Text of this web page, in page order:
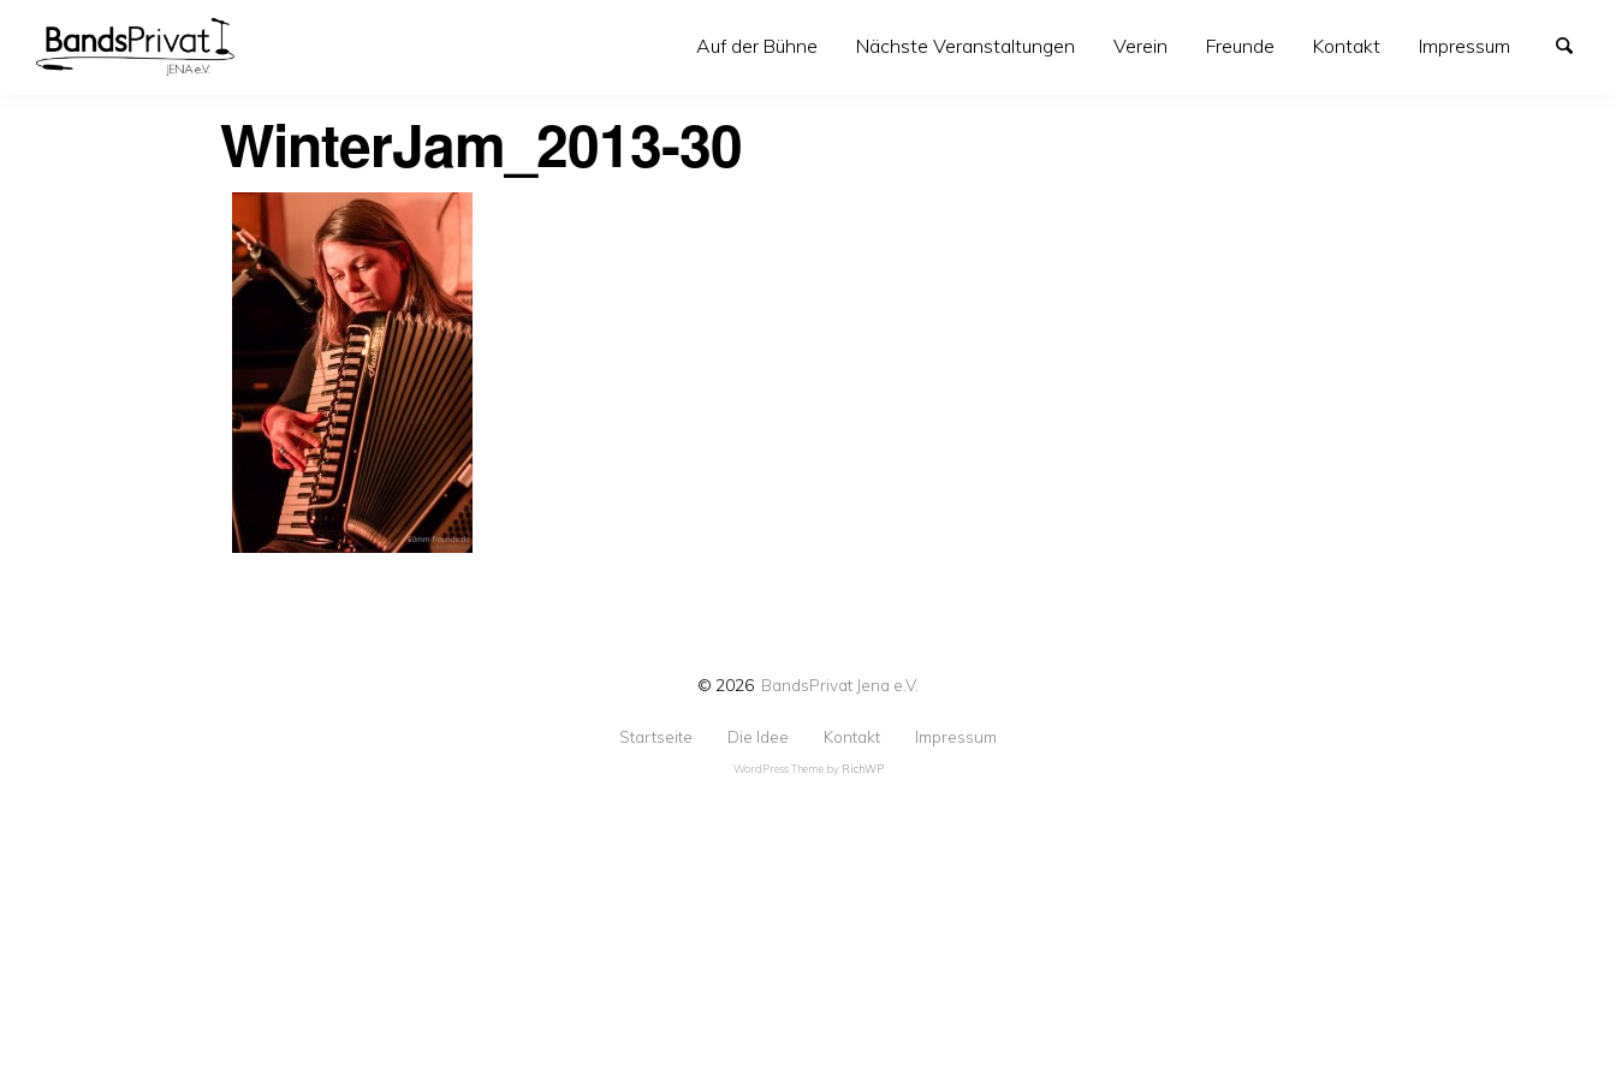
Auf der Bühne Nächste Veranstaltungen Verein Freunde Kontakt Impressum
WinterJam_2013-30
© 2026 BandsPrivat Jena e.V.
Startseite Die Idee Kontakt Impressum
WordPress Theme by RichWP